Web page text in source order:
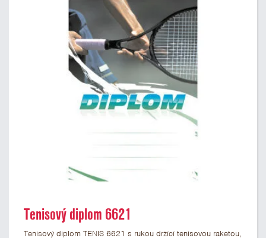
Tenisový diplom 6621
Tenisový diplom TENIS 6621 s rukou držící tenisovou raketou,